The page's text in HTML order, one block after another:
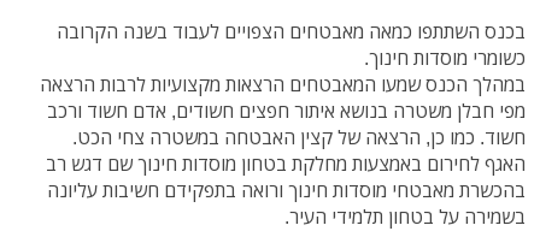
בכנס השתתפו כמאה מאבטחים הצפויים לעבוד בשנה הקרובה
כשומרי מוסדות חינוך.
במהלך הכנס שמעו המאבטחים הרצאות מקצועיות לרבות הרצאה
מפי חבלן משטרה בנושא איתור חפצים חשודים, אדם חשוד ורכב
חשוד. כמו כן, הרצאה של קצין האבטחה במשטרה צחי הכט.
האגף לחירום באמצעות מחלקת בטחון מוסדות חינוך שם דגש רב
בהכשרת מאבטחי מוסדות חינוך ורואה בתפקידם חשיבות עליונה
בשמירה על בטחון תלמידי העיר.